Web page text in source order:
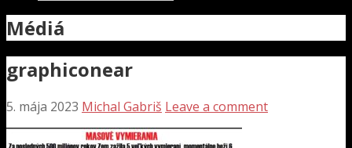
Médiá
graphiconear
5. mája 2023 Michal Gabriš Leave a comment